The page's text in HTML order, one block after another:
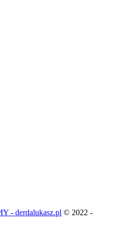
- derdalukasz.pl © 2022 -